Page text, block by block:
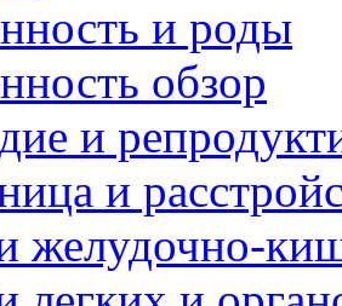
и роды
обзор
и
и
желудочно-